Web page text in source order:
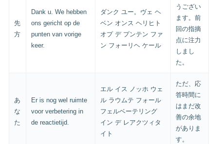
先
方
Dank u. We hebben
ons gericht op de
punten van vorige
keer.
ダンク ユー。ヴェ ヘ
ベン オンス ヘリヒト
オプ デ プンテン ファ
ン フォーリヘ ケール
うござい
ます。前
回の指摘
点に注力
しまし
た。
あ
な
た
Er is nog wel ruimte
voor verbetering in
de reactietijd.
エル イス ノッホ ウェ
ル ラウムテ フォール
フェルベーテリング
イン デ レアクツィタ
イト
ただ、応
答時間に
はまだ改
善の余地
がありま
す。